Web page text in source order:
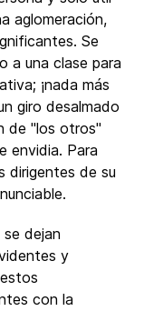
aglomeración,
Se
a una clase para
¡nada más
giro desalmado
de "los otros"
envidia. Para
dirigentes de su
dejan
y
con la